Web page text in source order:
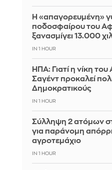
Η «απαγορευμένη»
ποδοσφαίρου του
ξανασμίγει 13.000
IN 1 HOUR
ΗΠΑ: Γιατί η νίκη
Σαγέντ προκαλεί
Δημοκρατικούς
IN 1 HOUR
Σύλληψη 2 ατόμων
για παράνομη
αγροτεμάχιο
IN 1 HOUR